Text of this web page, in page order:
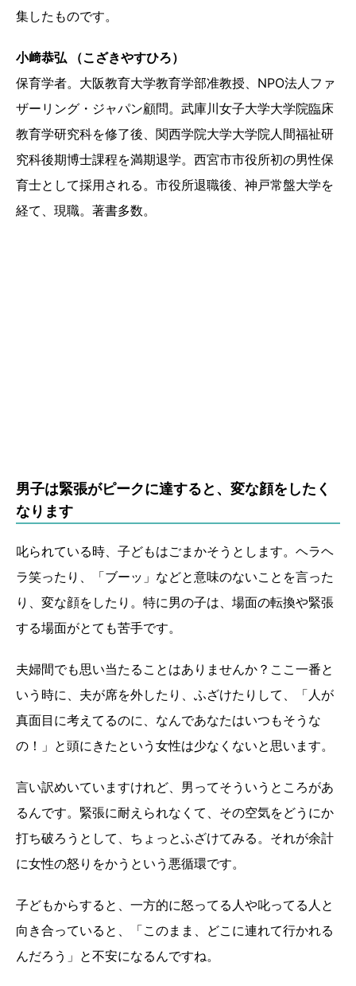
集したものです。
小﨑恭弘 （こざきやすひろ）
保育学者。大阪教育大学教育学部准教授、NPO法人ファ
ザーリング・ジャパン顧問。武庫川女子大学大学院臨床
教育学研究科を修了後、関西学院大学大学院人間福祉研
究科後期博士課程を満期退学。西宮市市役所初の男性保
育士として採用される。市役所退職後、神戸常盤大学を
経て、現職。著書多数。
男子は緊張がピークに達すると、変な顔をしたく
なります
叱られている時、子どもはごまかそうとします。ヘラヘ
ラ笑ったり、「ブーッ」などと意味のないことを言った
り、変な顔をしたり。特に男の子は、場面の転換や緊張
する場面がとても苦手です。
夫婦間でも思い当たることはありませんか？ここ一番と
いう時に、夫が席を外したり、ふざけたりして、「人が
真面目に考えてるのに、なんであなたはいつもそうな
の！」と頭にきたという女性は少なくないと思います。
言い訳めいていますけれど、男ってそういうところがあ
るんです。緊張に耐えられなくて、その空気をどうにか
打ち破ろうとして、ちょっとふざけてみる。それが余計
に女性の怒りをかうという悪循環です。
子どもからすると、一方的に怒ってる人や叱ってる人と
向き合っていると、「このまま、どこに連れて行かれる
んだろう」と不安になるんですね。